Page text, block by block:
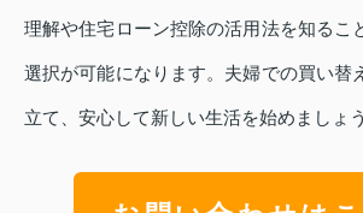
理解や住宅ローン控除の活用法を知るこ
選択が可能になります。夫婦での買い替
立て、安心して新しい生活を始めましょう